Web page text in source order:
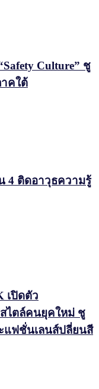
Culture” ชู
าคใต้
4 ติดอาวุธความรู้
เปิดตัว
ไตล์คนยุคใหม่ ชู
แฟชั่นเลนส์ปลี่ยนสี